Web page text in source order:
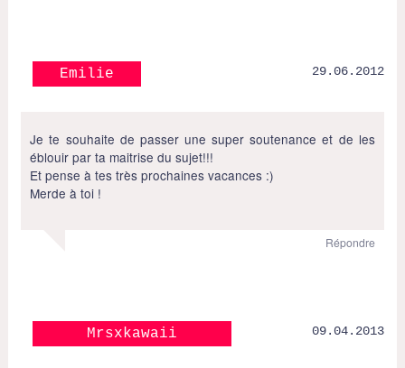
Emilie 29.06.2012
Je te souhaite de passer une super soutenance et de les
éblouir par ta maitrise du sujet!!!
Et pense à tes très prochaines vacances :)
Merde à toi !
Répondre
Mrsxkawaii 09.04.2013